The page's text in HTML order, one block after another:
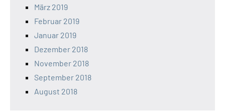
März 2019
Februar 2019
Januar 2019
Dezember 2018
November 2018
September 2018
August 2018